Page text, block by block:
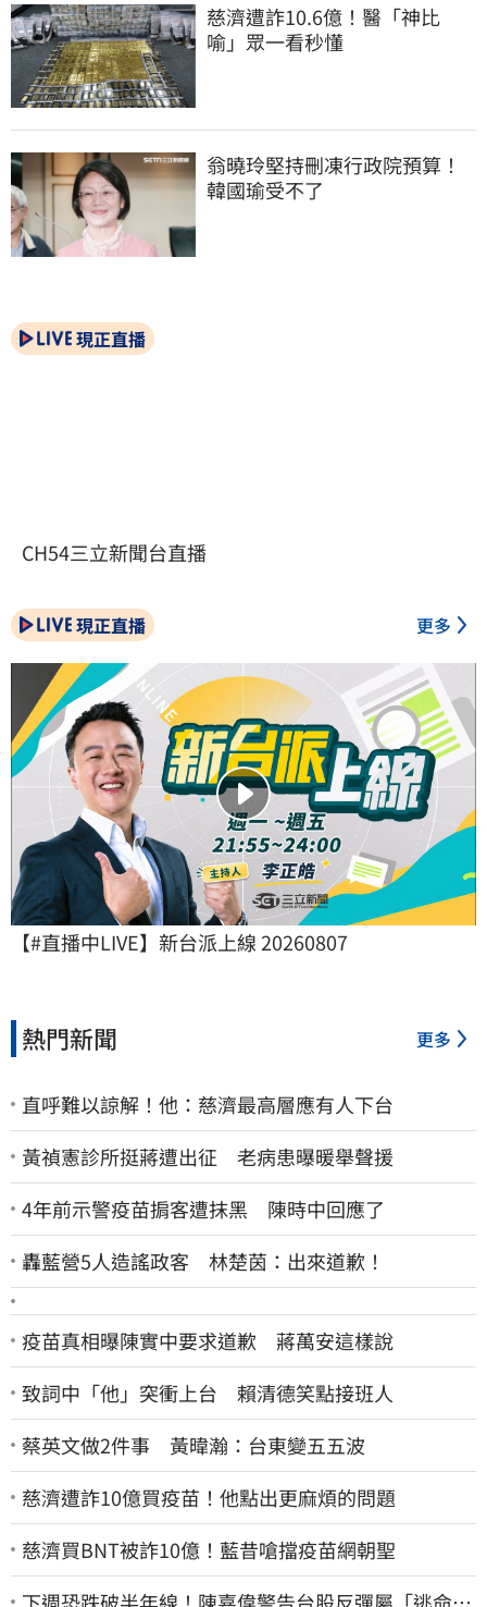
慈濟遭詐10.6億！醫「神比
喻」眾一看秒懂
翁曉玲堅持刪凍行政院預算！
韓國瑜受不了
現正直播
CH54三立新聞台直播
現正直播 更多
【#直播中LIVE】新台派上線 20260807
熱門新聞 更多
直呼難以諒解！他：慈濟最高層應有人下台
黃禎憲診所挺蔣遭出征 老病患曝暖舉聲援
4年前示警疫苗掮客遭抹黑 陳時中回應了
轟藍營5人造謠政客 林楚茵：出來道歉！
疫苗真相曝陳實中要求道歉 蔣萬安這樣說
致詞中「他」突衝上台 賴清德笑點接班人
蔡英文做2件事 黃暐瀚：台東變五五波
慈濟遭詐10億買疫苗！他點出更麻煩的問題
慈濟買BNT被詐10億！藍昔嗆擋疫苗網朝聖
下週恐跌破半年線！陳嘉偉警告台股反彈屬「逃命